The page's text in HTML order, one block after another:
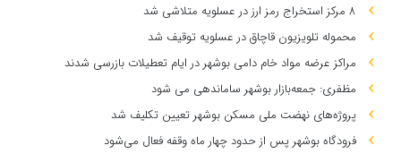
۸ مرکز استخراج رمز ارز در عسلویه متلاشی شد
محموله تلویزیون قاچاق در عسلویه توقیف شد
مراکز عرضه مواد خام دامی بوشهر در ایام تعطیلات بازرسی شدند
مظفری: جمعه‌بازار بوشهر ساماندهی می‌ شود
پروژه‌های نهضت ملی مسکن بوشهر تعیین تکلیف شد
فرودگاه بوشهر پس از حدود چهار ماه وقفه فعال می‌شود